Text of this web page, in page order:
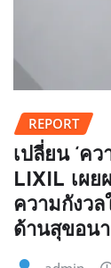
REPORT
เปลี่ยน ‘คว
LIXIL เผย
ความกังว
ด้านสุขอน